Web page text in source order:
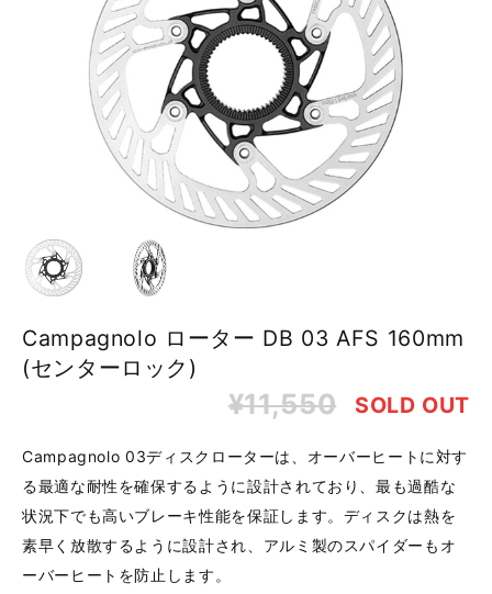
Campagnolo ローター DB 03 AFS 160mm
(センターロック)
¥11,550 SOLD OUT
Campagnolo 03ディスクローターは、オーバーヒートに対す
る最適な耐性を確保するように設計されており、最も過酷な
状況下でも高いブレーキ性能を保証します。ディスクは熱を
素早く放散するように設計され、アルミ製のスパイダーもオ
ーバーヒートを防止します。